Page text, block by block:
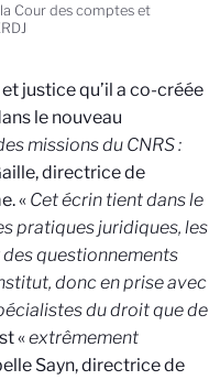
Cour des comptes et
justice qu’il a co-créée
le nouveau
missions du CNRS :
directrice de
« Cet écrin tient dans le
pratiques juridiques, les
questionnements
donc en prise avec
du droit que de
«extrêmement
Sayn, directrice de